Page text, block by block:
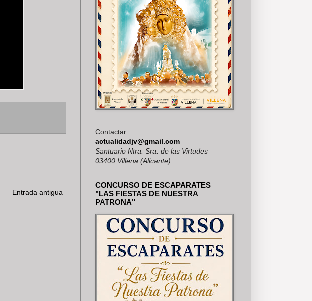
Entrada antigua
Contactar...
actualidadjv@gmail.com
Santuario Ntra. Sra. de las Virtudes
03400 Villena (Alicante)
CONCURSO DE ESCAPARATES
"LAS FIESTAS DE NUESTRA
PATRONA"